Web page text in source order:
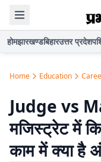
होमझारखण्डबिहारउत्तर प्रदेश
Home Education
Judge vs
मजिस्ट्रेट में
काम में क्या है